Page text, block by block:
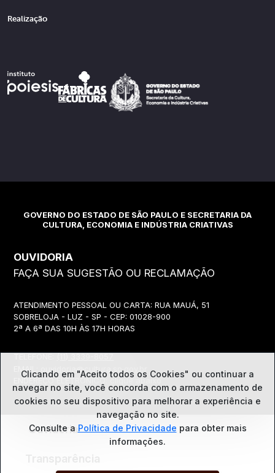
Realização
GOVERNO DO ESTADO DE SÃO PAULO E SECRETARIA DA
CULTURA, ECONOMIA E INDÚSTRIA CRIATIVAS
OUVIDORIA
FAÇA SUA SUGESTÃO OU RECLAMAÇÃO
ATENDIMENTO PESSOAL OU CARTA: RUA MAUÁ, 51
SOBRELOJA - LUZ - SP - CEP: 01028-900
2ª A 6ª DAS 10H ÀS 17H HORAS
EMAIL:
ouvidoria@cultura.sp.gov.br
ENDEREÇO ELETRÔNICO: clique abaixo
Ouvidoria
Clicando em "Aceito todos os Cookies" ou continuar a
navegar no site, você concorda com o armazenamento de
cookies no seu dispositivo para melhorar a experiência e
navegação no site.
Consulte a Política de Privacidade para obter mais
informações.